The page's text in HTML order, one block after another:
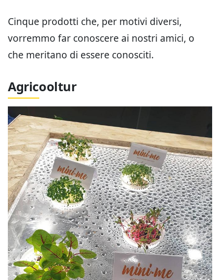
Cinque prodotti che, per motivi diversi,
vorremmo far conoscere ai nostri amici, o
che meritano di essere conosciti.
Agricooltur